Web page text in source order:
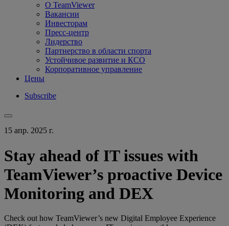
О TeamViewer
Вакансии
Инвесторам
Пресс-центр
Лидерство
Партнерство в области спорта
Устойчивое развитие и КСО
Корпоративное управление
Цены
Subscribe
15 апр. 2025 г.
Stay ahead of IT issues with
TeamViewer’s proactive Device
Monitoring and DEX
Check out how TeamViewer’s new Digital Employee Experience